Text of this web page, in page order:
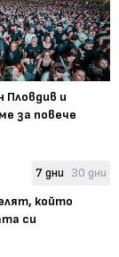
Пловдив и
за повече
7 дни 30 дни
който
си